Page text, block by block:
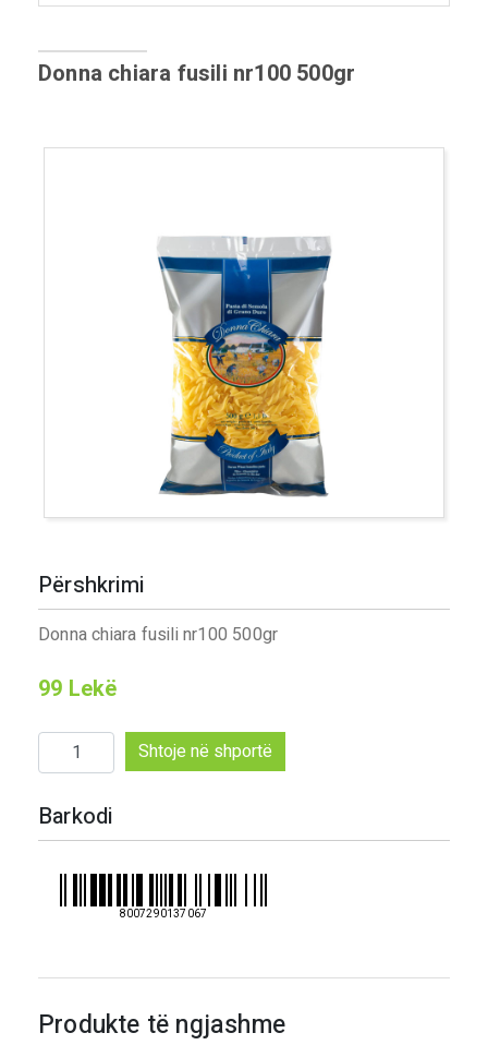
Donna chiara fusili nr100 500gr
Përshkrimi
Donna chiara fusili nr100 500gr
99 Lekë
Sasi
Donna
fusili
nr100
500gr
Shtoje në shportë
Barkodi
8007290137067
Produkte të ngjashme